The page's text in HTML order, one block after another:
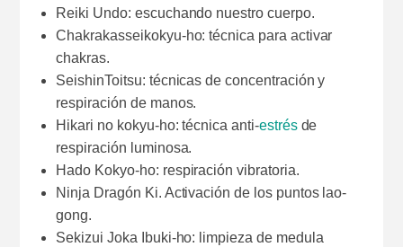
Reiki Undo: escuchando nuestro cuerpo.
Chakrakasseikokyu-ho: técnica para activar
chakras.
SeishinToitsu: técnicas de concentración y
respiración de manos.
Hikari no kokyu-ho: técnica anti-estrésde
respiración luminosa.
Hado Kokyo-ho: respiración vibratoria.
Ninja Dragón Ki. Activación de los puntos lao-
gong.
Sekizui Joka Ibuki-ho: limpieza de medula